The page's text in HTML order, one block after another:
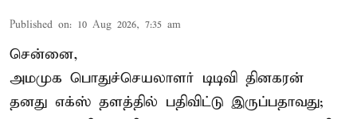
Published on: 10 Aug 2026, 7:35 am
சென்னை,
அமமுக பொதுச்செயலாளர் டிடிவி தினகரன்
தனது எக்ஸ் தளத்தில் பதிவிட்டு இருப்பதாவது;